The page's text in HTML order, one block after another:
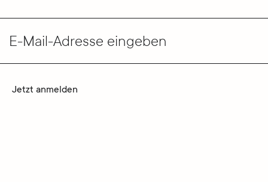
E-Mail-Adresse eingeben
Jetzt anmelden